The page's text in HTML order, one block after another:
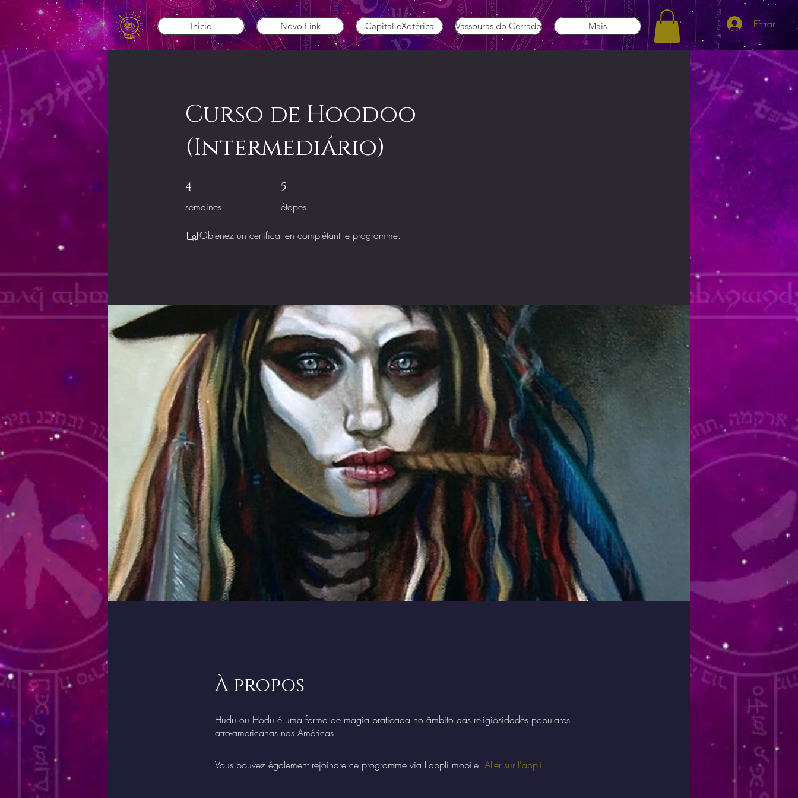
Entrar
Início Novo Link Capital eXotérica Vassouras do Cerrado Mais
Curso de Hoodoo
(Intermediário)
4
semaines
4 semaines 5
étapes
5 étapes
Obtenez un certificat en complétant le programme.
À propos
Hudu ou Hodu é uma forma de magia praticada no âmbito das religiosidades populares
afro-americanas nas Américas.
Vous pouvez également rejoindre ce programme via l'appli mobile. Aller sur l'appli